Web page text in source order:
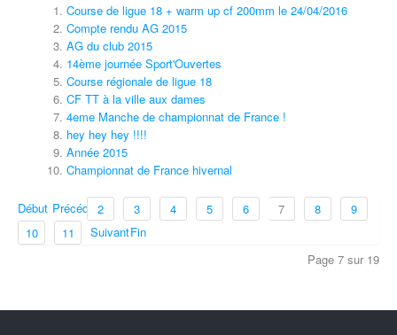
Course de ligue 18 + warm up cf 200mm le 24/04/2016
Compte rendu AG 2015
AG du club 2015
14ème journée Sport'Ouvertes
Course régionale de ligue 18
CF TT à la ville aux dames
4eme Manche de championnat de France !
hey hey hey !!!!
Année 2015
Championnat de France hivernal
Début Précédent
2 3 4 5 6 7 8
9
10
11 SuivantFin
Page 7 sur 19